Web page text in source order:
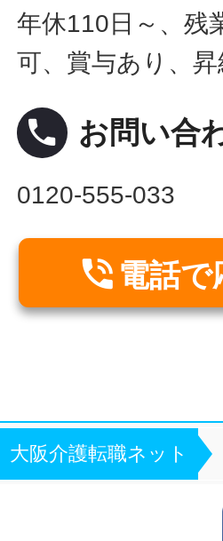
年休110日～、残
可、賞与あり、
local_phone お問い合
0120-555-033
 電話で
大阪介護転職ネット